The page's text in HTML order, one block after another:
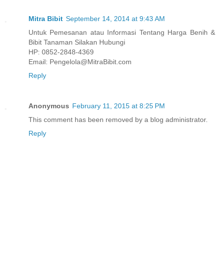
Mitra Bibit September 14, 2014 at 9:43 AM
Untuk Pemesanan atau Informasi Tentang Harga Benih &
Bibit Tanaman Silakan Hubungi
HP: 0852-2848-4369
Email: Pengelola@MitraBibit.com
Reply
Anonymous February 11, 2015 at 8:25 PM
This comment has been removed by a blog administrator.
Reply